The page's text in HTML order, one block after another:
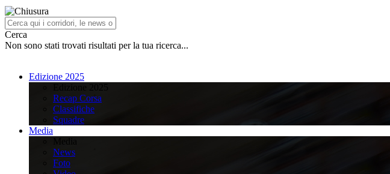
Cerca
Non sono stati trovati risultati per la tua ricerca...
Edizione 2025
Recap Corsa
Classifiche
Squadre
Media
News
Foto